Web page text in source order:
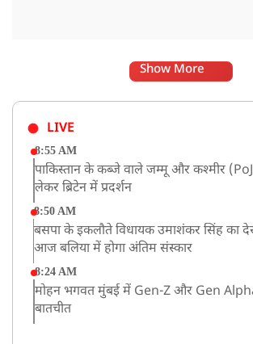
Show More
LIVE
8:55 AM
पाकिस्तान के कब्जे वाले जम्मू और कश्मीर
लेकर ब्रिटेन में प्रदर्शन
8:50 AM
बसपा के इकलौते विधायक उमाशंकर सिंह का
आज बलिया में होगा अंतिम संस्कार
8:24 AM
मोहन भगवत मुंबई में Gen-Z और Gen
बातचीत